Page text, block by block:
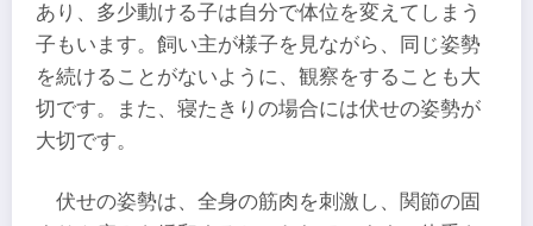
あり、多少動ける子は自分で体位を変えてしまう
子もいます。飼い主が様子を見ながら、同じ姿勢
を続けることがないように、観察をすることも大
切です。また、寝たきりの場合には伏せの姿勢が
大切です。
伏せの姿勢は、全身の筋肉を刺激し、関節の固